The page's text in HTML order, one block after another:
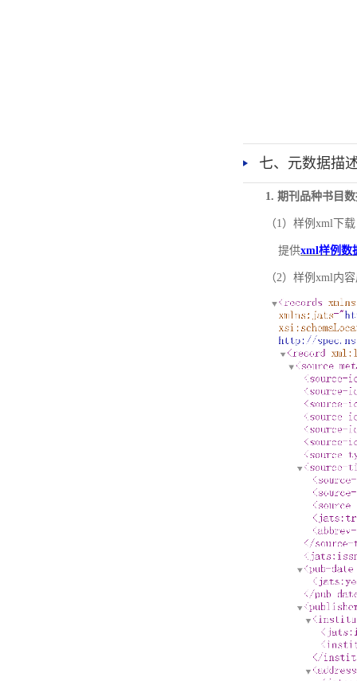
七、元数据描
1. 期刊品种书目
（1）样例xml下载
提供xml样例数
（2）样例xml内